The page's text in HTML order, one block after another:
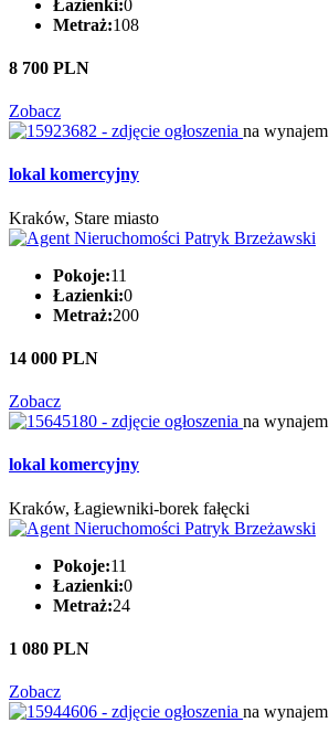
Łazienki:0
Metraż:108
8 700 PLN
Zobacz
na wynajem
lokal komercyjny
Kraków, Stare miasto
Pokoje:11
Łazienki:0
Metraż:200
14 000 PLN
Zobacz
na wynajem
lokal komercyjny
Kraków, Łagiewniki-borek fałęcki
Pokoje:11
Łazienki:0
Metraż:24
1 080 PLN
Zobacz
na wynajem